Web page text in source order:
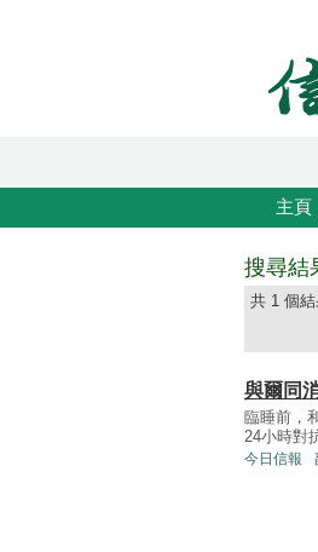
主頁
搜尋結
共 1 個
與爾同
臨睡前，
24小時對
今日信報